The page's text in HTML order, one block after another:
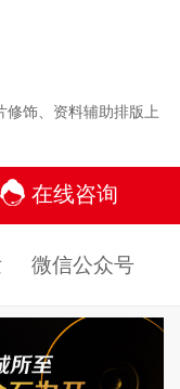
修饰、资料辅助排版上
在线咨询
微信公众号